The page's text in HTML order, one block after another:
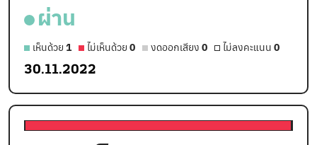
ผ่าน
เห็นด้วย 1 ไม่เห็นด้วย 0 งดออกเสียง 0 ไม่ลงคะแนน 0
30.11.2022